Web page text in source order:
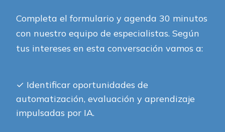
Completa el formulario y agenda 30 minutos
con nuestro equipo de especialistas. Según
tus intereses en esta conversación vamos a:
✓ Identificar oportunidades de
automatización, evaluación y aprendizaje
impulsadas por IA.